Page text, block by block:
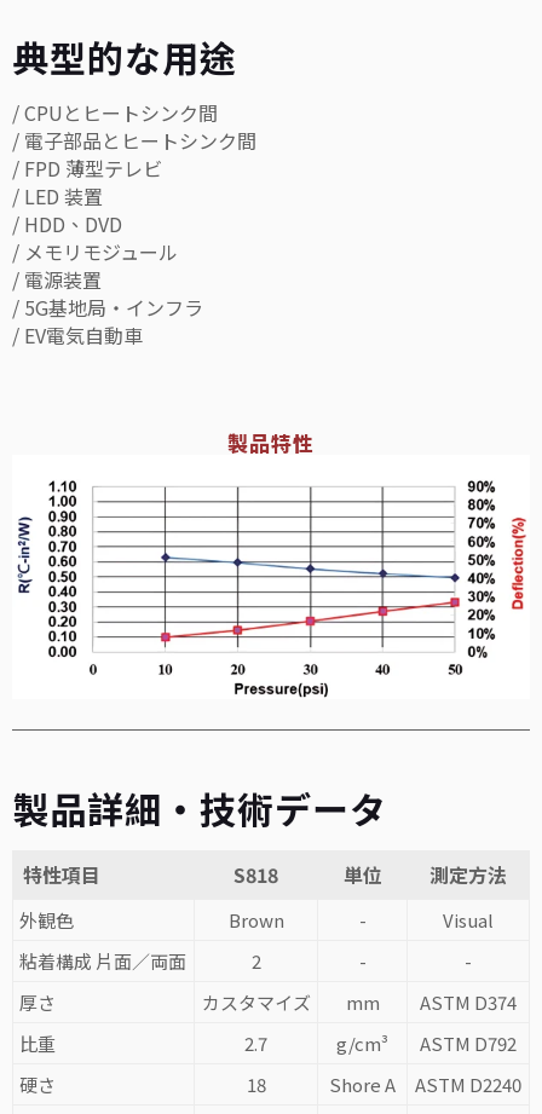
典型的な用途
/ CPUとヒートシンク間
/ 電子部品とヒートシンク間
/ FPD 薄型テレビ
/ LED 装置
/ HDD、DVD
/ メモリモジュール
/ 電源装置
/ 5G基地局・インフラ
/ EV電気自動車
製品特性
製品詳細・技術データ
特性項目 S818 単位 測定方法
外観色 Brown -
Visual
粘着構成 片面／両面
2 -
-
厚さ
カスタマイズ mm
ASTM D374
比重
2.7 g/cm³
ASTM D792
硬さ
18 Shore A
ASTM D2240